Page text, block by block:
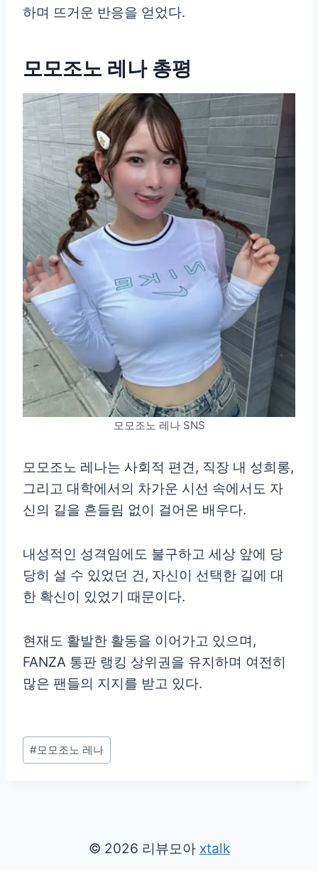
하며 뜨거운 반응을 얻었다.
모모조노 레나 총평
모모조노 레나 SNS
모모조노 레나는 사회적 편견, 직장 내 성희롱,
그리고 대학에서의 차가운 시선 속에서도 자
신의 길을 흔들림 없이 걸어온 배우다.
내성적인 성격임에도 불구하고 세상 앞에 당
당히 설 수 있었던 건, 자신이 선택한 길에 대
한 확신이 있었기 때문이다.
현재도 활발한 활동을 이어가고 있으며,
FANZA 통판 랭킹 상위권을 유지하며 여전히
많은 팬들의 지지를 받고 있다.
Post
Tags:
#모모조노 레나
© 2026 리뷰모아 xtalk